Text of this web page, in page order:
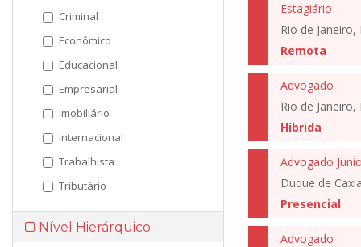
Criminal
Econômico
Educacional
Empresarial
Imobiliário
Internacional
Trabalhista
Tributário
Nível Hierárquico
Estagiário
Rio de Janeiro,
Remota
Advogado
Rio de Janeiro,
Híbrida
Advogado
Duque de
Presencial
Advogado